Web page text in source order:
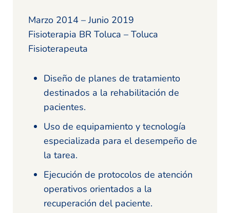
Marzo 2014 – Junio 2019
Fisioterapia BR Toluca – Toluca
Fisioterapeuta
Diseño de planes de tratamiento
destinados a la rehabilitación de
pacientes.
Uso de equipamiento y tecnología
especializada para el desempeño de
la tarea.
Ejecución de protocolos de atención
operativos orientados a la
recuperación del paciente.